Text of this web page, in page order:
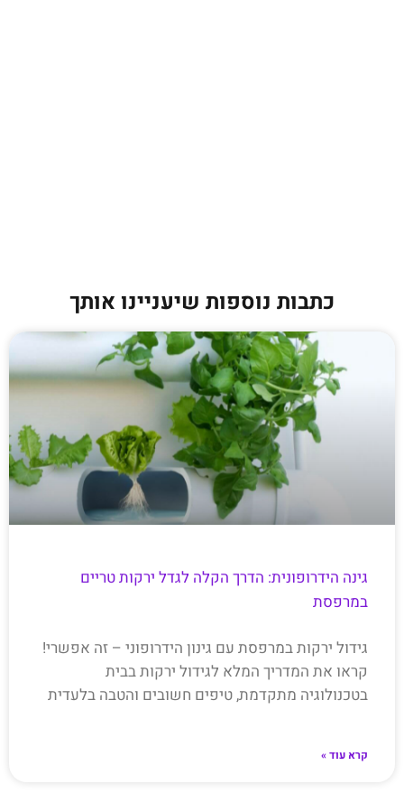
כתבות נוספות שיעניינו אותך
גינה הידרופונית: הדרך הקלה לגדל ירקות טריים
במרפסת
גידול ירקות במרפסת עם גינון הידרופוני – זה אפשרי!
קראו את המדריך המלא לגידול ירקות בבית
בטכנולוגיה מתקדמת, טיפים חשובים והטבה בלעדית
קרא עוד »